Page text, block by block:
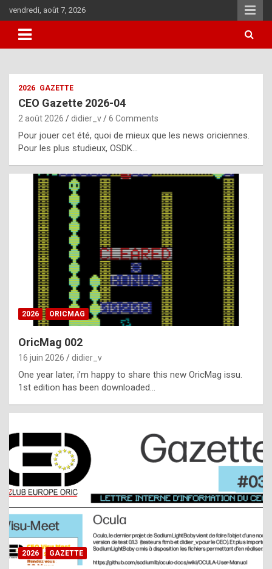
to
content
vendredi, août 7, 2026
i
u
l
y
d
i
ff
i
l
t
t
s
t
a
s
2026 GAZETTE
CEO Gazette 2026-04
2 août 2026 didier_v 6 Comments
Pour jouer cet été, quoi de mieux que les news oriciennes.
Pour les plus studieux, OSDK…
2026 ORICMAG
OricMag 002
16 juin 2026 didier_v
One year later, i’m happy to share this new OricMag issu.
1st edition has been downloaded…
2026 GAZETTE